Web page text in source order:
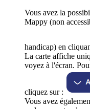
Vous avez la
Mappy (non
handicap) en
La carte affiche
voyez à l'écran.
cliquez sur :
Vous avez